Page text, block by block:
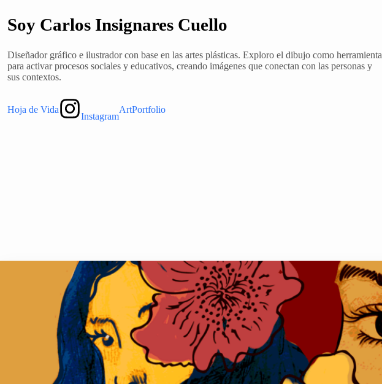
Soy Carlos Insignares Cuello
Diseñador gráfico e ilustrador con base en las artes plásticas. Exploro el dibujo como herramienta
para activar procesos sociales y educativos, creando imágenes que conectan con las personas y
sus contextos.
Hoja de Vida
Instagram
ArtPortfolio